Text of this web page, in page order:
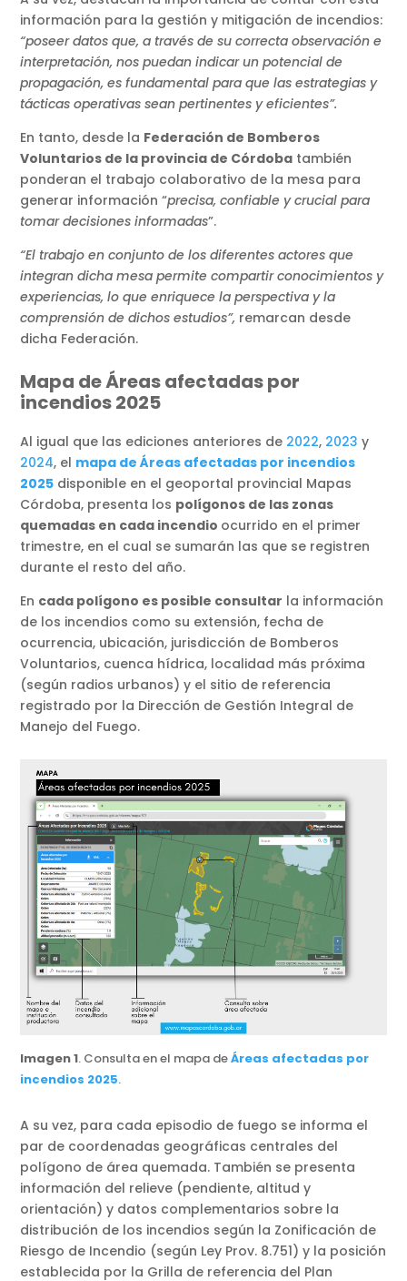
información para la gestión y mitigación de incendios:
“poseer datos que, a través de su correcta observación e
interpretación, nos puedan indicar un potencial de
propagación, es fundamental para que las estrategias y
tácticas operativas sean pertinentes y eficientes”.
En tanto, desde la Federación de Bomberos
Voluntarios de la provincia de Córdoba también
ponderan el trabajo colaborativo de la mesa para
generar información “precisa, confiable y crucial para
tomar decisiones informadas”.
“El trabajo en conjunto de los diferentes actores que
integran dicha mesa permite compartir conocimientos y
experiencias, lo que enriquece la perspectiva y la
comprensión de dichos estudios”, remarcan desde
dicha Federación.
Mapa de Áreas afectadas por
incendios 2025
Al igual que las ediciones anteriores de 2022, 2023 y
2024, el mapa de Áreas afectadas por incendios
2025 disponible en el geoportal provincial Mapas
Córdoba, presenta los polígonos de las zonas
quemadas en cada incendio ocurrido en el primer
trimestre, en el cual se sumarán las que se registren
durante el resto del año.
En cada polígono es posible consultar la información
de los incendios como su extensión, fecha de
ocurrencia, ubicación, jurisdicción de Bomberos
Voluntarios, cuenca hídrica, localidad más próxima
(según radios urbanos) y el sitio de referencia
registrado por la Dirección de Gestión Integral de
Manejo del Fuego.
Imagen 1. Consulta en el mapa deÁreas afectadas por
incendios 2025.
A su vez, para cada episodio de fuego se informa el
par de coordenadas geográficas centrales del
polígono de área quemada. También se presenta
información del relieve (pendiente, altitud y
orientación) y datos complementarios sobre la
distribución de los incendios según la Zonificación de
Riesgo de Incendio (según Ley Prov. 8.751) y la posición
establecida por la Grilla de referencia del Plan